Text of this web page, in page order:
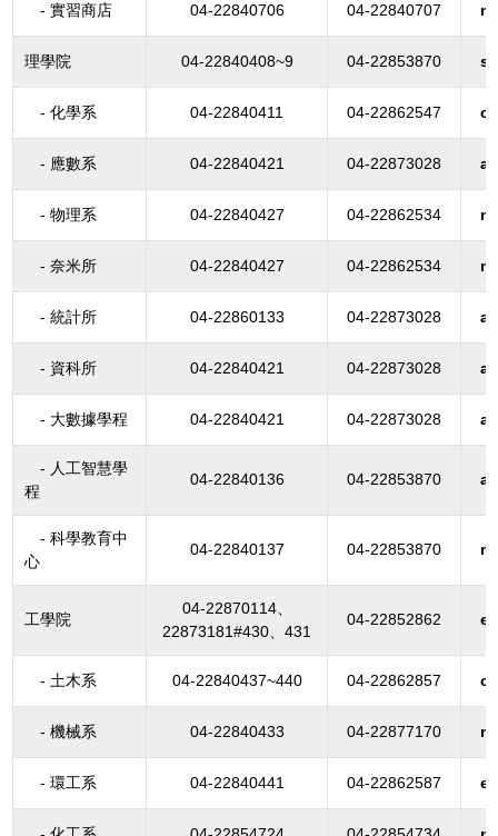
- 實習商店 04-22840706 04-22840707
理學院 04-22840408~9 04-22853870
- 化學系 04-22840411 04-22862547
- 應數系 04-22840421 04-22873028
- 物理系 04-22840427 04-22862534
- 奈米所 04-22840427 04-22862534
- 統計所 04-22860133 04-22873028
- 資科所 04-22840421 04-22873028
- 大數據學程 04-22840421 04-22873028
- 人工智慧學
程
04-22840136 04-22853870
- 科學教育中
心
04-22840137 04-22853870
工學院
04-22870114、
22873181#430、431
04-22852862
- 土木系 04-22840437~440 04-22862857
- 機械系 04-22840433 04-22877170
- 環工系 04-22840441 04-22862587